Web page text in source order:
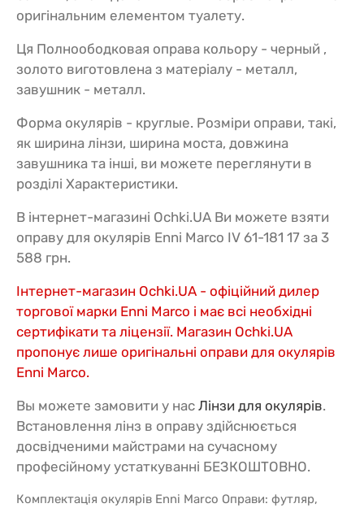
оригінальним елементом туалету.
Ця Полноободковая оправа кольору - черный ,
золото виготовлена з матеріалу - металл,
завушник - металл.
Форма окулярів - круглые. Розміри оправи, такі,
як ширина лінзи, ширина моста, довжина
завушника та інші, ви можете переглянути в
розділі Характеристики.
В інтернет-магазині Ochki.UA Ви можете взяти
оправу для окулярів Enni Marco IV 61-181 17 за 3
588 грн.
Інтернет-магазин Ochki.UA - офіційний дилер
торгової марки Enni Marco і має всі необхідні
сертифікати та ліцензії. Магазин Ochki.UA
пропонує лише оригінальні оправи для окулярів
Enni Marco.
Вы можете замовити у нас Лінзи для окулярів.
Встановлення лінз в оправу здійснюється
досвідченими майстрами на сучасному
професійному устаткуванні БЕЗКОШТОВНО.
Комплектація окулярів Enni Marco Оправи: футляр,